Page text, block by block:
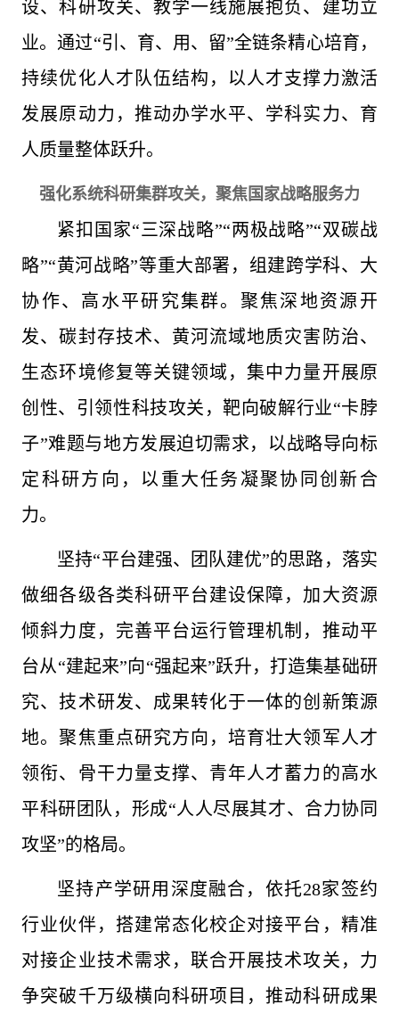
设、科研攻关、教学一线施展抱负、建功立
业。通过“引、育、用、留”全链条精心培育，
持续优化人才队伍结构，以人才支撑力激活
发展原动力，推动办学水平、学科实力、育
人质量整体跃升。
强化系统科研集群攻关，聚焦国家战略服务力
紧扣国家“三深战略”“两极战略”“双碳战
略”“黄河战略”等重大部署，组建跨学科、大
协作、高水平研究集群。聚焦深地资源开
发、碳封存技术、黄河流域地质灾害防治、
生态环境修复等关键领域，集中力量开展原
创性、引领性科技攻关，靶向破解行业“卡脖
子”难题与地方发展迫切需求，以战略导向标
定科研方向，以重大任务凝聚协同创新合
力。
坚持“平台建强、团队建优”的思路，落实
做细各级各类科研平台建设保障，加大资源
倾斜力度，完善平台运行管理机制，推动平
台从“建起来”向“强起来”跃升，打造集基础研
究、技术研发、成果转化于一体的创新策源
地。聚焦重点研究方向，培育壮大领军人才
领衔、骨干力量支撑、青年人才蓄力的高水
平科研团队，形成“人人尽展其才、合力协同
攻坚”的格局。
坚持产学研用深度融合，依托28家签约
行业伙伴，搭建常态化校企对接平台，精准
对接企业技术需求，联合开展技术攻关，力
争突破千万级横向科研项目，推动科研成果